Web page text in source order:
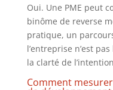
Oui. Une PME peut
binôme de reverse
pratique, un
l’entreprise n’est
la clarté de
Comment